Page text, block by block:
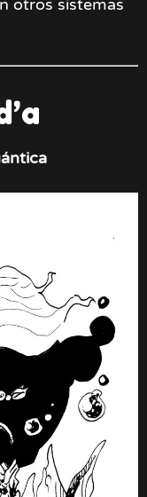
otros sistemas